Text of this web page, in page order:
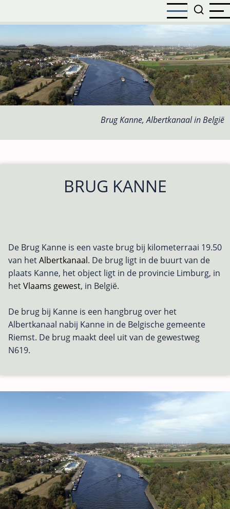
de
inhoud
gaan
Brug Kanne, Albertkanaal in België
BRUG KANNE
De Brug Kanne is een vaste brug bij kilometerraai 19.50
van hetAlbertkanaal. De brug ligt in de buurt van de
plaats Kanne, het object ligt in de provincie Limburg, in
hetVlaams gewest, in België.
De brug bij Kanne is een hangbrug over het
Albertkanaal nabij Kanne in de Belgische gemeente
Riemst. De brug maakt deel uit van de gewestweg
N619.